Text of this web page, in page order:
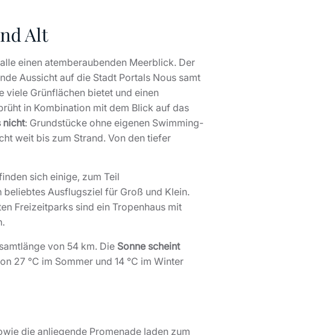
Alt
einen atemberaubenden Meerblick. Der
Aussicht auf die Stadt Portals Nous samt
viele Grünflächen bietet und einen
in Kombination mit dem Blick auf das
nicht: Grundstücke ohne eigenen Swimming-
weit bis zum Strand. Von den tiefer
sich einige, zum Teil
beliebtes Ausflugsziel für Groß und Klein.
Freizeitparks sind ein Tropenhaus mit
von 54 km. Die Sonne scheint
27 °C im Sommer und 14 °C im Winter
die anliegende Promenade laden zum